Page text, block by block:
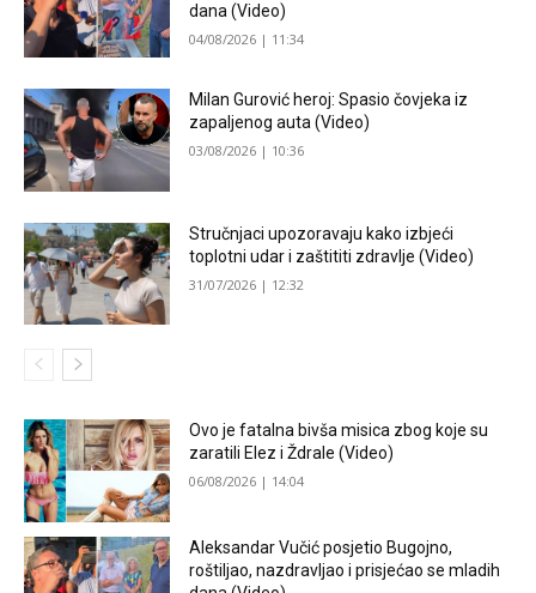
dana (Video)
04/08/2026 | 11:34
Milan Gurović heroj: Spasio čovjeka iz
zapaljenog auta (Video)
03/08/2026 | 10:36
Stručnjaci upozoravaju kako izbjeći
toplotni udar i zaštititi zdravlje (Video)
31/07/2026 | 12:32
Ovo je fatalna bivša misica zbog koje su
zaratili Elez i Ždrale (Video)
06/08/2026 | 14:04
Aleksandar Vučić posjetio Bugojno,
roštiljao, nazdravljao i prisjećao se mladih